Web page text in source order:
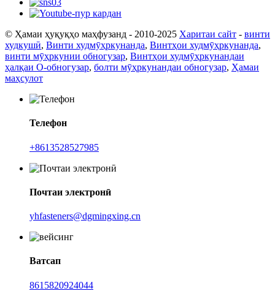
© Ҳамаи ҳуқуқҳо маҳфузанд - 2010-2025 Харитаи сайт - винти
худкушӣ, Винти худмӯҳркунанда, Винтҳои худмӯҳркунанда,
винти мӯҳркунии обногузар, Винтҳои худмӯҳркунандаи
ҳалқаи O-обногузар, болти мӯҳркунандаи обногузар, Ҳамаи
маҳсулот
Телефон
+8613528527985
Почтаи электронӣ
yhfasteners@dgmingxing.cn
Ватсап
8615820924044